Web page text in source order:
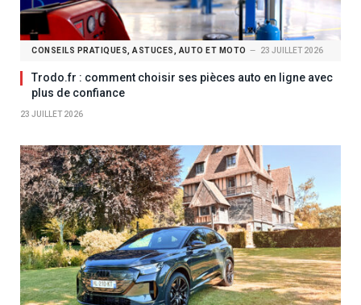
CONSEILS PRATIQUES, ASTUCES, AUTO ET MOTO 23 JUILLET 2026
Trodo.fr : comment choisir ses pièces auto en ligne avec
plus de confiance
23 JUILLET 2026